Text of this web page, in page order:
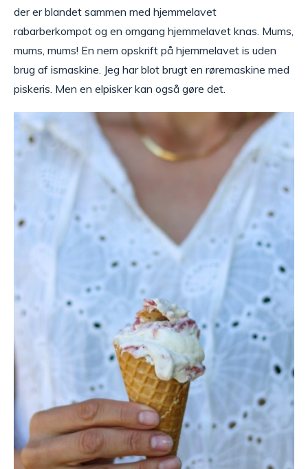
der er blandet sammen med hjemmelavet
rabarberkompot og en omgang hjemmelavet knas. Mums,
mums, mums! En nem opskrift på hjemmelavet is uden
brug af ismaskine. Jeg har blot brugt en røremaskine med
piskeris. Men en elpisker kan også gøre det.